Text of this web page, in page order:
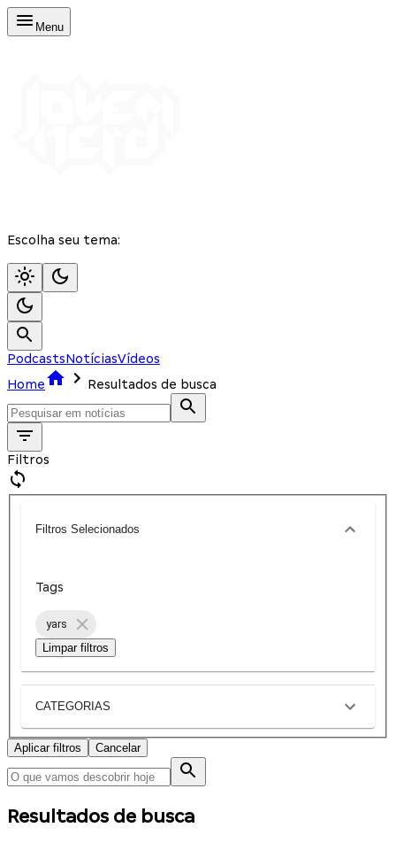
Menu
Escolha seu tema:
PodcastsNotíciasVídeos
Home
Resultados de busca
Filtros
Filtros Selecionados
Tags
yars
Limpar filtros
CATEGORIAS
Aplicar filtros Cancelar
Resultados de busca